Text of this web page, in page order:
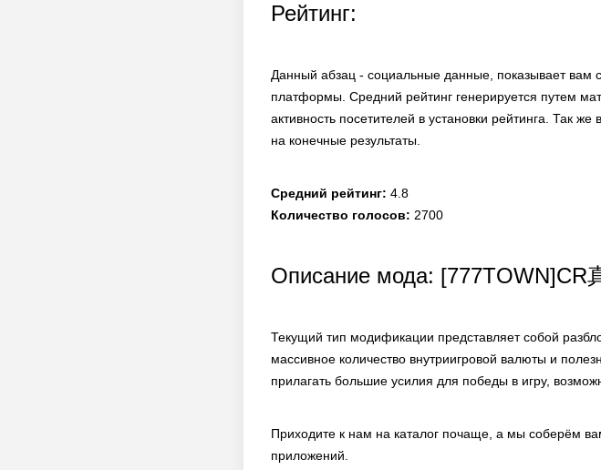
Рейтинг:
Данный абзац - социальные данные, показывает вам
платформы. Средний рейтинг генерируется путем
активность посетителей в установки рейтинга. Так
на конечные результаты.
Средний рейтинг: 4.8
Количество голосов: 2700
Описание мода: [777TOWN]CR
Текущий тип модификации представляет собой
массивное количество внутриигровой валюты и
прилагать большие усилия для победы в игру,
Приходите к нам на каталог почаще, а мы соберём
приложений.